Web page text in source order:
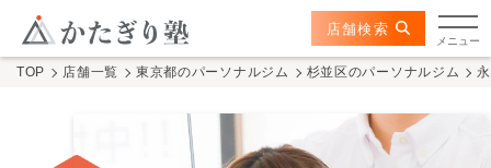
このページの本文へ
メニュー
永福町店
かたぎり塾の特長
店舗検索
TOP 店舗一覧 東京都のパーソナルジム 杉並区のパーソナルジム